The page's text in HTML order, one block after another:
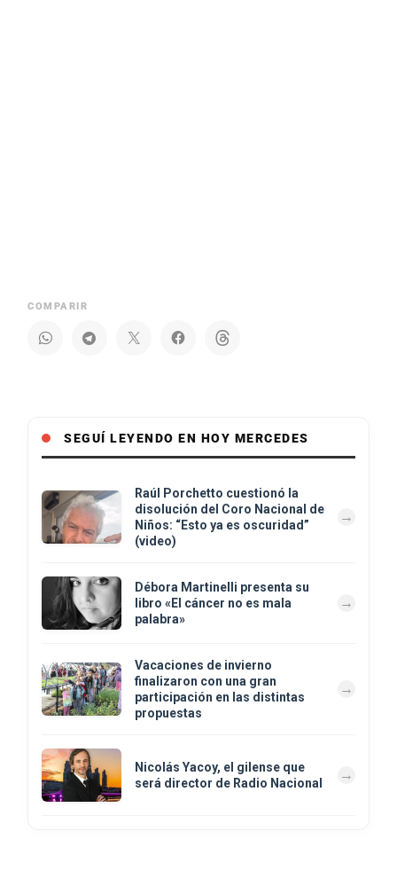
COMPARIR
SEGUÍ LEYENDO EN HOY MERCEDES
Raúl Porchetto cuestionó la
disolución del Coro Nacional de
Niños: “Esto ya es oscuridad”
(video)
Débora Martinelli presenta su
libro «El cáncer no es mala
palabra»
Vacaciones de invierno
finalizaron con una gran
participación en las distintas
propuestas
Nicolás Yacoy, el gilense que
será director de Radio Nacional